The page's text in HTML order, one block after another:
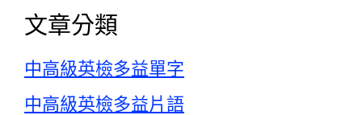
文章分類
中高級英檢多益單字
中高級英檢多益片語